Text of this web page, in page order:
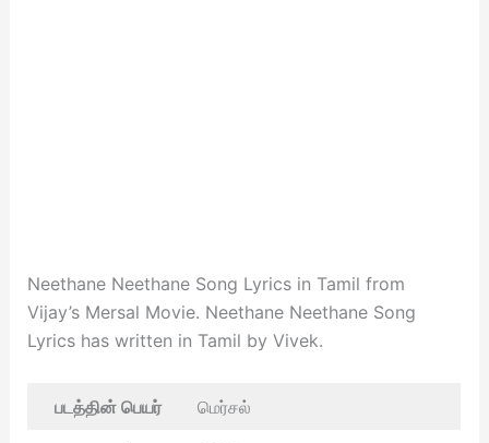
Neethane Neethane Song Lyrics in Tamil from
Vijay’s Mersal Movie. Neethane Neethane Song
Lyrics has written in Tamil by Vivek.
படத்தின் பெயர் மெர்சல்